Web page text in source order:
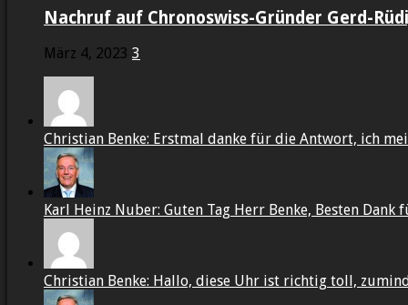
Nachruf auf Chronoswiss-Gründer Gerd-
März 4, 2023 3
Christian Benke: Erstmal danke für die Antwort, ich
Karl Heinz Nuber: Guten Tag Herr Benke, Besten
Christian Benke: Hallo, diese Uhr ist richtig toll,